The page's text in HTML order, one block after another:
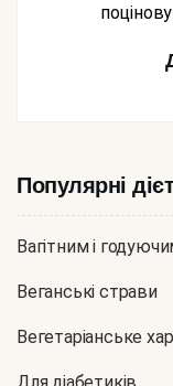
Популярні
Вагітним і
Веганські страви
Вегетаріанське